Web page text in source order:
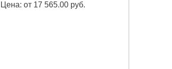
Цена: от 17 565.00 руб.